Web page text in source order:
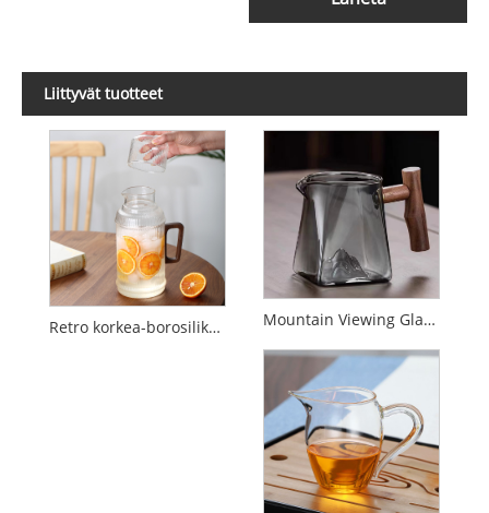
Liittyvät tuotteet
Retro korkea-borosilikaattilasimehu- ja teekannu Mountain Viewing Glass Fair Cup